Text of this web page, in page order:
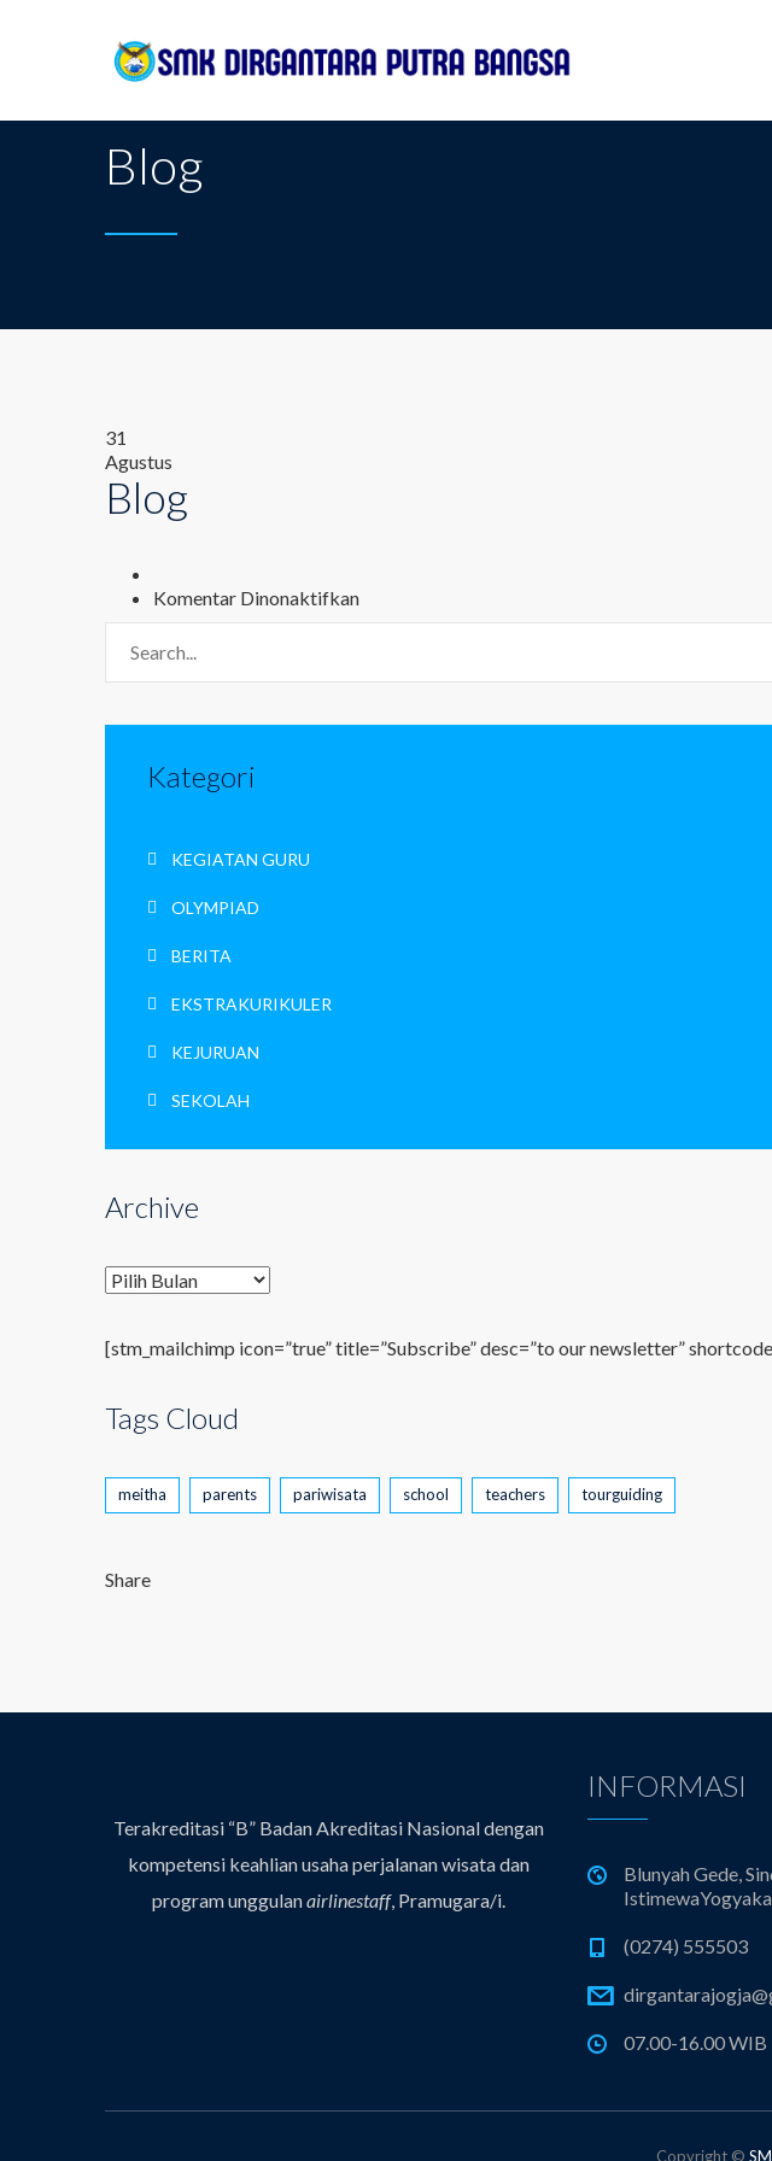
SMK Dirgantara Putra Bangsa > Sidebar > Blog
Blog
31
Agustus
Blog
Komentar Dinonaktifkanpada
Blog
Kategori
KEGIATAN GURU
OLYMPIAD
BERITA
EKSTRAKURIKULER
KEJURUAN
SEKOLAH
Archive
Archive
[stm_mailchimp icon=”true” title=”Subscribe” desc=”to our newsletter”
Tags Cloud
meitha parents pariwisata school teachers tourguiding
Share
Terakreditasi “B” Badan Akreditasi Nasional dengan
kompetensi keahlian usaha perjalanan wisata dan
program unggulanairlinestaff, Pramugara/i.
INFORMASI
Blunyah Gede,
(0274) 555503
07.00-16.00 WIB
Copyright ©